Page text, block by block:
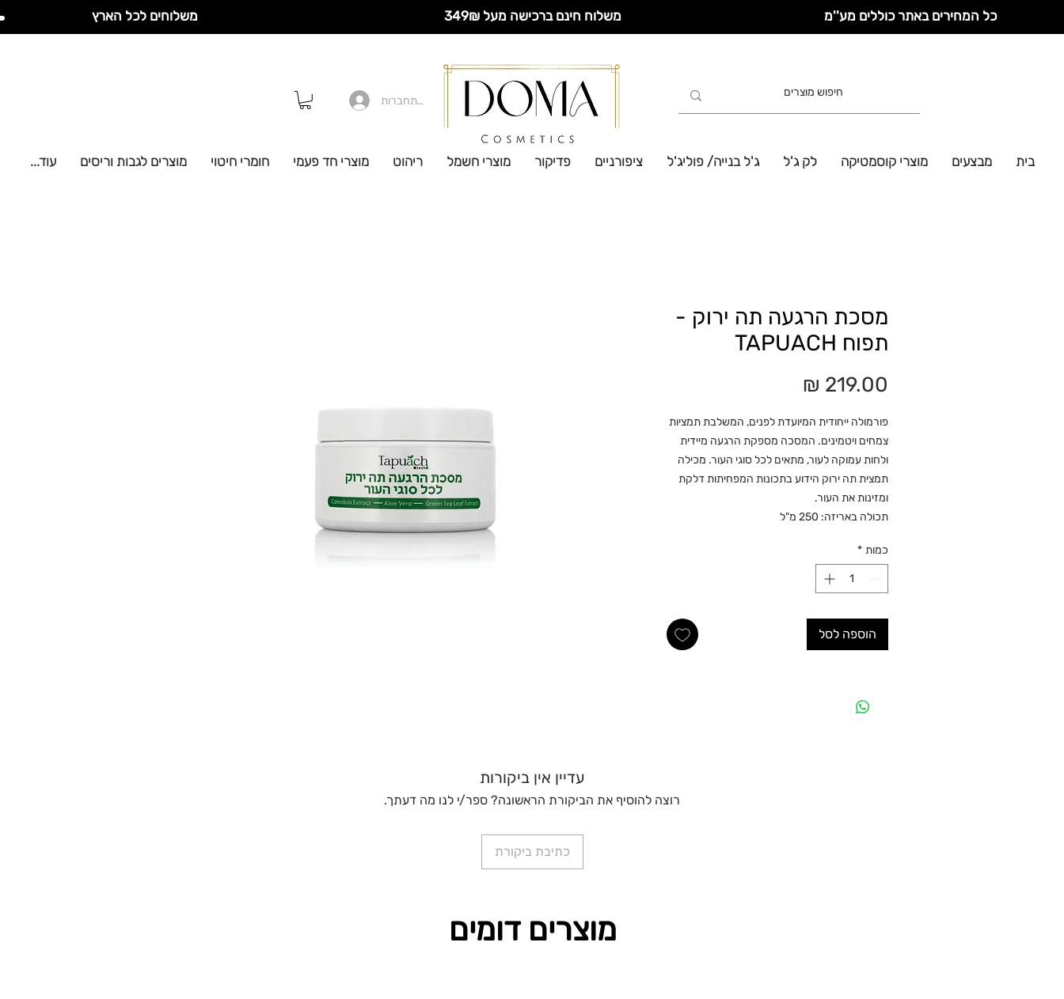
משלוחים לכל הארץ משלוח חינם ברכישה מעל 349₪ כל המחירים באתר כוללים מע''מ
להתחברות
בית מבצעים מוצרי קוסמטיקה לק ג'ל ג'ל בנייה/ פוליג'ל ציפורניים פדיקור מוצרי חשמל ריהוט מוצרי חד פעמי חומרי חיטוי מוצרים לגבות וריסים עוד...
מסכת הרגעה תה ירוק -
תפוח TAPUACH
פורמולה ייחודית המיועדת לפנים, המשלבת תמציות
צמחים ויטמינים. המסכה מספקת הרגעה מיידית
ולחות עמוקה לעור, מתאים לכל סוגי העור. מכילה
תמצית תה ירוק הידוע בתכונות המפחיתות דלקת
ומזינות את העור.
תכולה באריזה: 250 מ"ל
כמות *
הוספה לסל
עדיין אין ביקורות
רוצה להוסיף את הביקורת הראשונה? ספר/י לנו מה דעתך.
כתיבת ביקורת
מוצרים דומים